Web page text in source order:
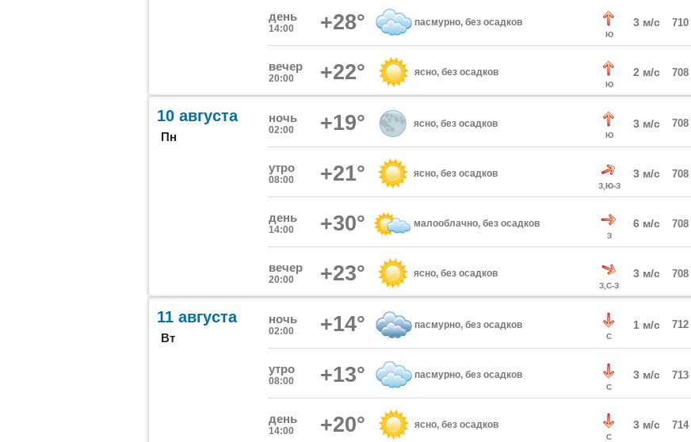
день
14:00 +28° пасмурно, без осадков
Ю
3 м/с
вечер
20:00 +22° ясно, без осадков
Ю
2 м/с
10 августа
Пн
ночь
02:00 +19° ясно, без осадков
Ю
3 м/с
утро
08:00 +21° ясно, без осадков
З,Ю-З
3 м/с
день
14:00 +30° малооблачно, без осадков
З
6 м/с
вечер
20:00 +23° ясно, без осадков
З,С-З
3 м/с
11 августа
Вт
ночь
02:00 +14° пасмурно, без осадков
С
1 м/с
утро
08:00 +13° пасмурно, без осадков
С
3 м/с
день
14:00 +20° ясно, без осадков
С
3 м/с